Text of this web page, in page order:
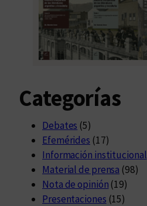
Categorías
Debates (5)
Efemérides (17)
Información institucional
Material de prensa (98)
Nota de opinión (19)
Presentaciones (15)